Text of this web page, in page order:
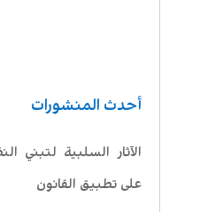
أحدث المنشورات
الآثار السلبية لتبني
على تطبيق القانون